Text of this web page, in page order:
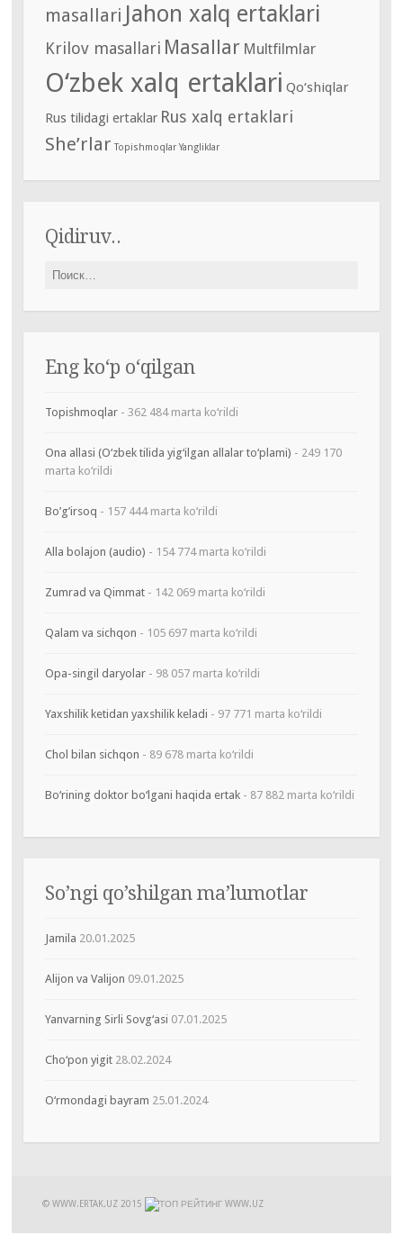
masallari Jahon xalq ertaklari
Krilov masallari Masallar Multfilmlar
O‘zbek xalq ertaklari Qo‘shiqlar
Rus tilidagi ertaklar Rus xalq ertaklari
She’rlar Topishmoqlar Yangliklar
Qidiruv..
Найти:
Eng ko‘p o‘qilgan
Topishmoqlar- 362 484 marta ko‘rildi
Ona allasi (O‘zbek tilida yig‘ilgan allalar to‘plami) - 249 170
marta ko‘rildi
Bo’g’irsoq - 157 444 marta ko‘rildi
Alla bolajon (audio) - 154 774 marta ko‘rildi
Zumrad va Qimmat- 142 069 marta ko‘rildi
Qalam va sichqon - 105 697 marta ko‘rildi
Opa-singil daryolar- 98 057 marta ko‘rildi
Yaxshilik ketidan yaxshilik keladi - 97 771 marta ko‘rildi
Chol bilan sichqon - 89 678 marta ko‘rildi
Bo‘rining doktor bo‘lgani haqida ertak- 87 882 marta ko‘rildi
So’ngi qo’shilgan ma’lumotlar
Jamila 20.01.2025
Alijon va Valijon 09.01.2025
Yanvarning Sirli Sovg‘asi 07.01.2025
Cho‘pon yigit 28.02.2024
O‘rmondagi bayram 25.01.2024
© WWW.ERTAK.UZ 2015